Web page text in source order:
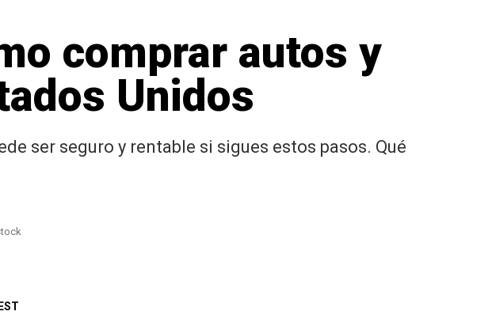
comprar autos y
Unidos
ser seguro y rentable si sigues estos pasos. Qué